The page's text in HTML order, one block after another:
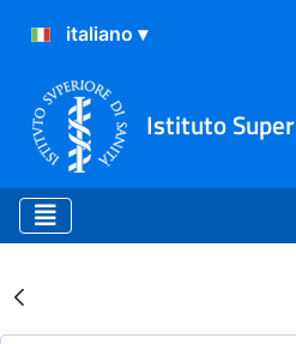
Istituto
Risultati della